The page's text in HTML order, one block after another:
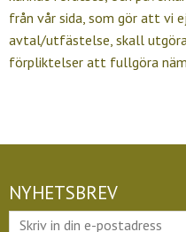
från vår sida, som gör att vi
avtal/utfästelse, skall
förpliktelser att fullgöra
NYHETSBREV